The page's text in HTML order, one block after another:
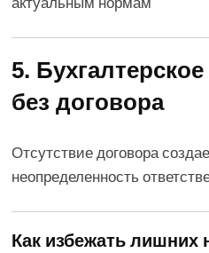
5.
без договора
Отсутствие договора
неопределенность
Как избежать